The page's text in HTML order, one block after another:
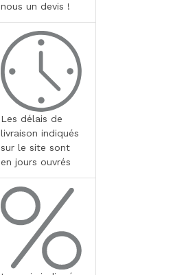
nous un devis !
Les délais de
livraison indiqués
sur le site sont
en jours ouvrés